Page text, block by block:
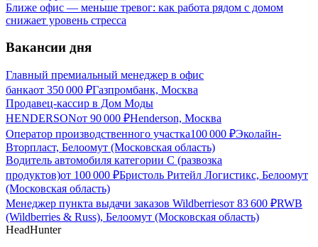
Ближе офис — меньше тревог: как работа рядом с домом
снижает уровень стресса
Вакансии дня
Главный премиальный менеджер в офис
банкаот 350 000 ₽Газпромбанк, Москва
Продавец-кассир в Дом Моды
HENDERSONот 90 000 ₽Henderson, Москва
Оператор производственного участка100 000 ₽Эколайн-
Вторпласт, Белоомут (Московская область)
Водитель автомобиля категории C (развозка
продуктов)от 100 000 ₽Бристоль Ритейл Логистикс, Белоомут
(Московская область)
Менеджер пункта выдачи заказов Wildberriesот 83 600 ₽RWB
(Wildberries & Russ), Белоомут (Московская область)
HeadHunter